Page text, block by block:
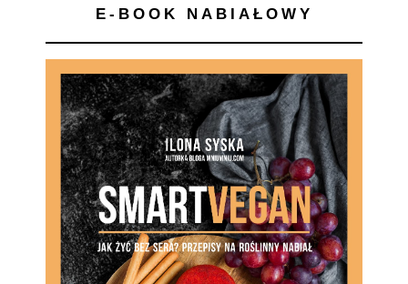
E-BOOK NABIAŁOWY